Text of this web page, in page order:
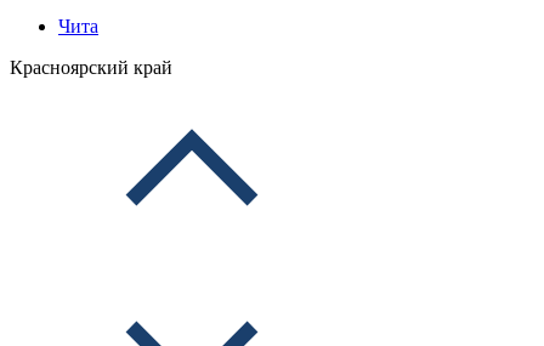
Чита
Красноярский край